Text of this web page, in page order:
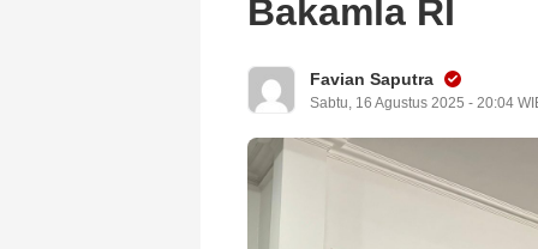
Bakamla RI
Favian Saputra
Sabtu, 16 Agustus 2025 - 20:04